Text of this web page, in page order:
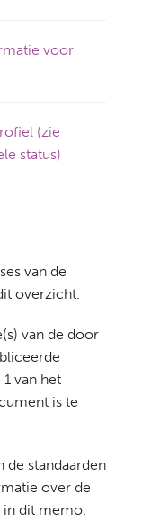
voor
(zie
status)
van de
overzicht.
van de door
van het
is te
de standaarden
over de
in dit memo.